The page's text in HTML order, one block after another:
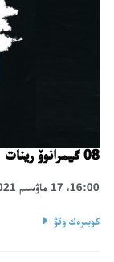
08 گيمرانوۆ رينات
16:00، 17 ماۋسىم 2021
كوبىرەك وقۋ